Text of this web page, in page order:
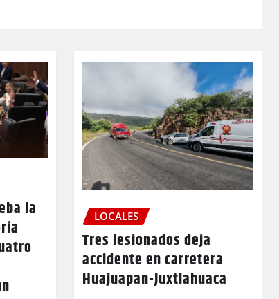
la
LOCALES
Tres lesionados deja
accidente en carretera
Huajuapan-Juxtlahuaca